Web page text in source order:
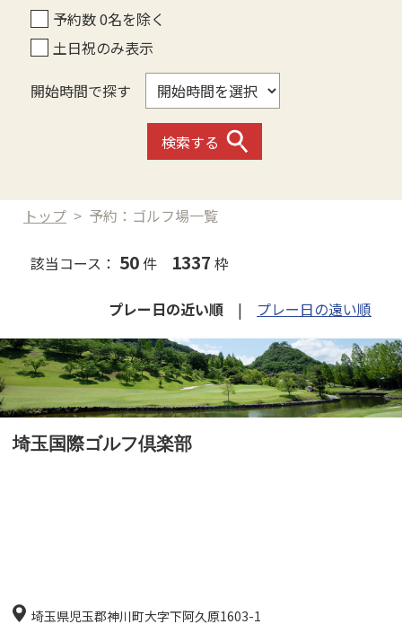
予約数 0名を除く
土日祝のみ表示
開始時間で探す
トップ > 予約：ゴルフ場一覧
該当コース： 50件 1337 枠
プレー日の近い順 | プレー日の遠い順
埼玉国際ゴルフ倶楽部
埼玉県児玉郡神川町大字下阿久原1603-1